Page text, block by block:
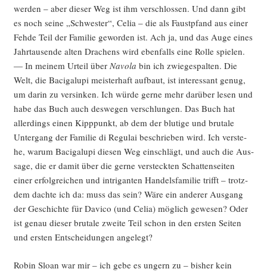
wer­den – aber die­ser Weg ist ihm ver­schlos­sen. Und dann gibt
es noch sei­ne „Schwes­ter“, Celia – die als Faust­pfand aus einer
Feh­de Teil der Fami­lie gewor­den ist. Ach ja, und das Auge eines
Jahr­tau­sen­de alten Dra­chens wird eben­falls eine Rol­le spie­len.
— In mei­nem Urteil über Navo­la bin ich zwie­ge­spal­ten. Die
Welt, die Baci­g­alu­pi meis­ter­haft auf­baut, ist inter­es­sant genug,
um dar­in zu ver­sin­ken. Ich wür­de ger­ne mehr dar­über lesen und
habe das Buch auch des­we­gen ver­schlun­gen. Das Buch hat
aller­dings einen Kipp­punkt, ab dem der blu­ti­ge und bru­ta­le
Unter­gang der Fami­lie di Regu­lai beschrie­ben wird. Ich ver­ste­
he, war­um Baci­g­alu­pi die­sen Weg ein­schlägt, und auch die Aus­
sa­ge, die er damit über die ger­ne ver­steck­ten Schat­ten­sei­ten
einer erfolg­rei­chen und intri­gan­ten Han­dels­fa­mi­lie trifft – trotz­
dem dach­te ich da: muss das sein? Wäre ein ande­rer Aus­gang
der Geschich­te für Davico (und Celia) mög­lich gewe­sen? Oder
ist genau die­ser bru­ta­le zwei­te Teil schon in den ers­ten Sei­ten
und ers­ten Ent­schei­dun­gen angelegt?
Robin Slo­an war mir – ich gebe es ungern zu – bis­her kein